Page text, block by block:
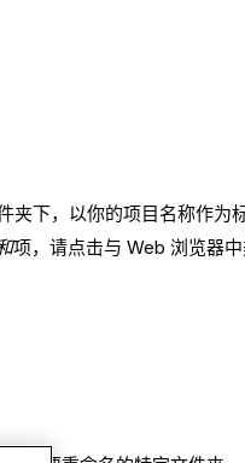
夹下，以你的项目名称作
项，请点击与 Web 浏览器中